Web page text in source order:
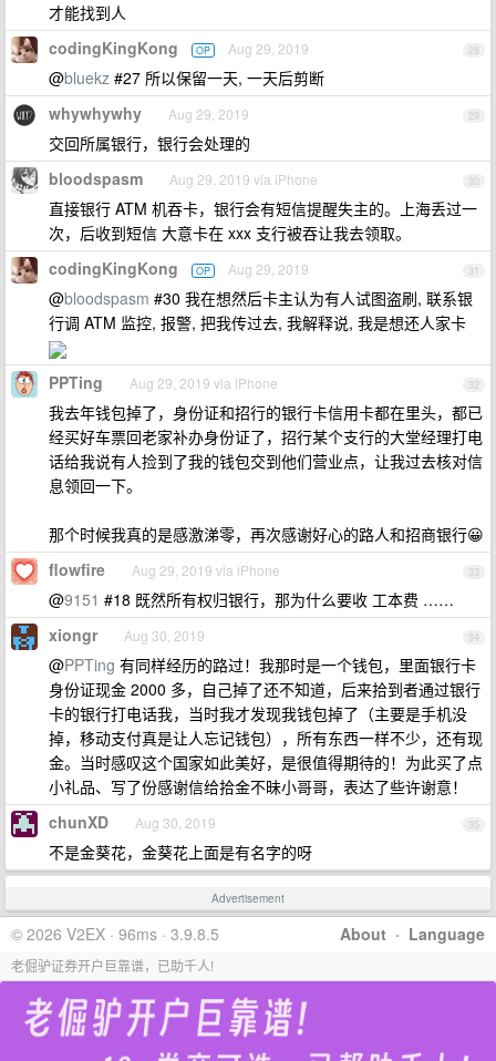
才能找到人
28
codingKingKong OP Aug 29, 2019
@bluekz #27 所以保留一天, 一天后剪断
29
whywhywhy Aug 29, 2019
交回所属银行，银行会处理的
30
bloodspasm Aug 29, 2019 via iPhone
直接银行 ATM 机吞卡，银行会有短信提醒失主的。上海丢过一
次，后收到短信 大意卡在 xxx 支行被吞让我去领取。
31
codingKingKong OP Aug 29, 2019
@bloodspasm #30 我在想然后卡主认为有人试图盗刷, 联系银
行调 ATM 监控, 报警, 把我传过去, 我解释说, 我是想还人家卡
32
PPTing Aug 29, 2019 via iPhone
我去年钱包掉了，身份证和招行的银行卡信用卡都在里头，都已
经买好车票回老家补办身份证了，招行某个支行的大堂经理打电
话给我说有人捡到了我的钱包交到他们营业点，让我过去核对信
息领回一下。
那个时候我真的是感激涕零，再次感谢好心的路人和招商银行😀
33
flowfire Aug 29, 2019 via iPhone
@9151 #18 既然所有权归银行，那为什么要收 工本费 ……
34
xiongr Aug 30, 2019
@PPTing 有同样经历的路过！我那时是一个钱包，里面银行卡
身份证现金 2000 多，自己掉了还不知道，后来拾到者通过银行
卡的银行打电话我，当时我才发现我钱包掉了（主要是手机没
掉，移动支付真是让人忘记钱包），所有东西一样不少，还有现
金。当时感叹这个国家如此美好，是很值得期待的！为此买了点
小礼品、写了份感谢信给拾金不昧小哥哥，表达了些许谢意！
35
chunXD Aug 30, 2019
不是金葵花，金葵花上面是有名字的呀
Advertisement
About · Language
© 2026 V2EX · 96ms · 3.9.8.5
老倔驴证券开户巨靠谱，已助千人!